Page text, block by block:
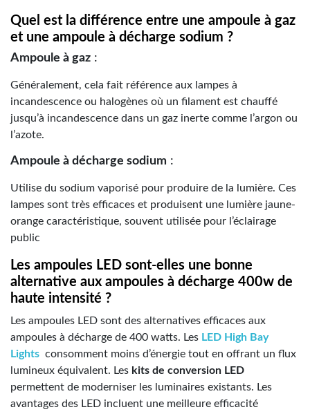
Quel est la différence entre une ampoule à gaz
et une ampoule à décharge sodium ?
Ampoule à gaz :
Généralement, cela fait référence aux lampes à
incandescence ou halogènes où un filament est chauffé
jusqu’à incandescence dans un gaz inerte comme l’argon ou
l’azote.
Ampoule à décharge sodium :
Utilise du sodium vaporisé pour produire de la lumière. Ces
lampes sont très efficaces et produisent une lumière jaune-
orange caractéristique, souvent utilisée pour l’éclairage
public
Les ampoules LED sont-elles une bonne
alternative aux ampoules à décharge 400w de
haute intensité ?
Les ampoules LED sont des alternatives efficaces aux
ampoules à décharge de 400 watts. Les LED High Bay
Lights consomment moins d’énergie tout en offrant un flux
lumineux équivalent. Les kits de conversion LED
permettent de moderniser les luminaires existants. Les
avantages des LED incluent une meilleure efficacité